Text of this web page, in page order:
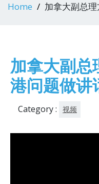
Home 加拿大副总
加拿大副总
港问题做讲
Category : 视频